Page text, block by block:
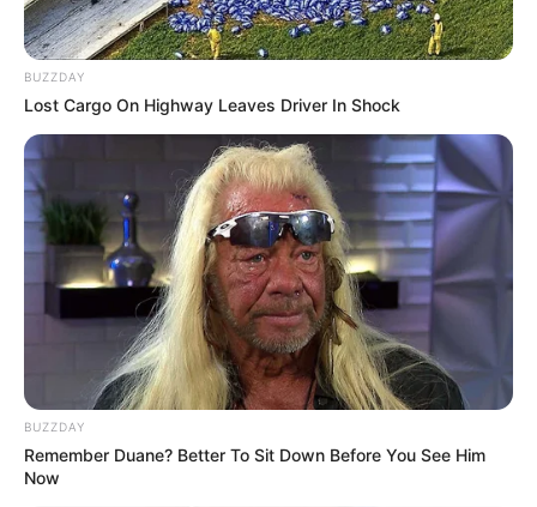
BUZZDAY
Lost Cargo On Highway Leaves Driver In Shock
BUZZDAY
Remember Duane? Better To Sit Down Before You See Him
Now